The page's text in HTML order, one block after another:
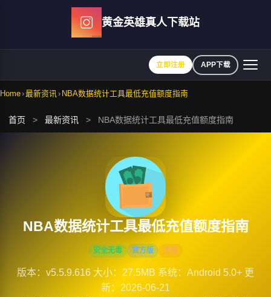
黄金英雄真人下载站
立即注册 APP下载
Home›最新资讯› NBA数据统计工具最低充值额度指南
首页 > 最新资讯 > NBA数据统计工具最低充值额度指南
NBA数据统计工具最低充值额度指南
安全无毒 官方版 免费
版本：v5.5.9.616 大小：27.5MB 系统：Android 5.0+ 更
新：2026-06-21